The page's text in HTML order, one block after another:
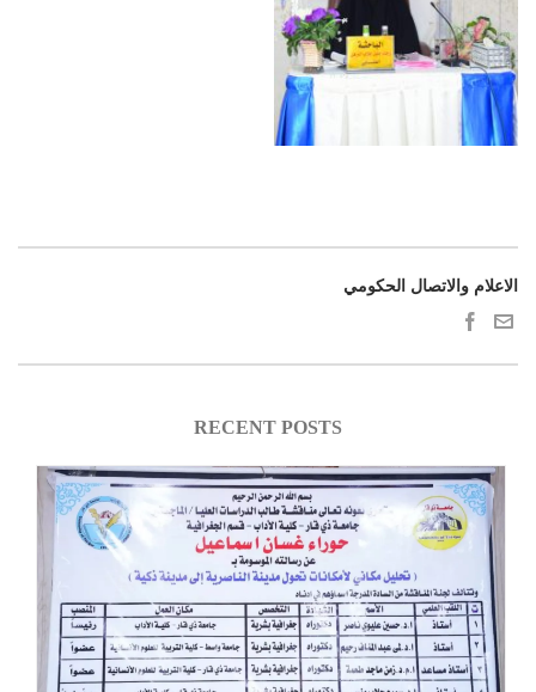
الاعلام والاتصال الحكومي
RECENT POSTS